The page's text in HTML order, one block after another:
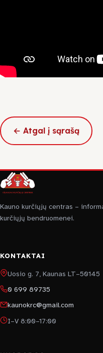
Smurtas artimoje
← Atgal į sąrašą
Kauno kurčiųjų centras –
kurčiųjų bendruomenei.
KONTAKTAI
Uosio g. 7, Kaunas LT–50145
0 699 89735
kaunokrc@gmail.com
I–V 8:00–17:00